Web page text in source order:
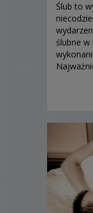
Ślub to
ślubne w
moim